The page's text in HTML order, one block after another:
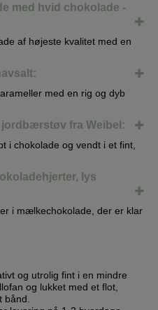
med hvid chokolade -
af højeste kvalitet med en
med en rig og dyb
fra Weibel:
i chokolade og vendt i et fint,
lys
i mælkechokolade, der er klar
og utrolig fint i en mindre
og lukket med et flot,